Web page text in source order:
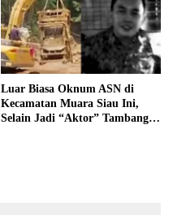
Luar Biasa Oknum ASN di
Kecamatan Muara Siau Ini,
Selain Jadi “Aktor” Tambang